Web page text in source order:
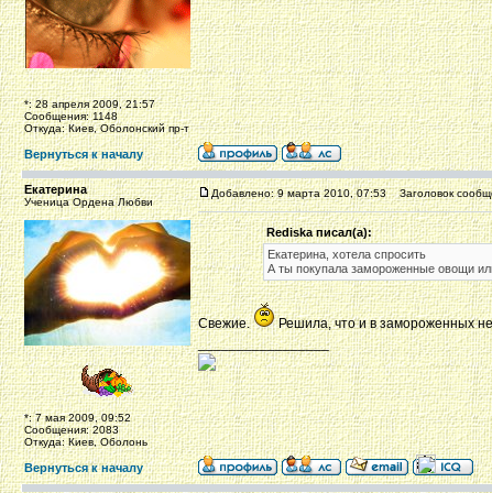
*: 28 апреля 2009, 21:57
Сообщения: 1148
Откуда: Киев, Оболонский пр-т
Вернуться к началу
Екатерина
Ученица Ордена Любви
*: 7 мая 2009, 09:52
Сообщения: 2083
Откуда: Киев, Оболонь
Добавлено: 9 марта 2010, 07:53 Заголовок
Rediska писал(а):
Екатерина, хотела спросить
А ты покупала замороженные овощи
Свежие. Решила, что и в замороженных
_________________
Вернуться к началу